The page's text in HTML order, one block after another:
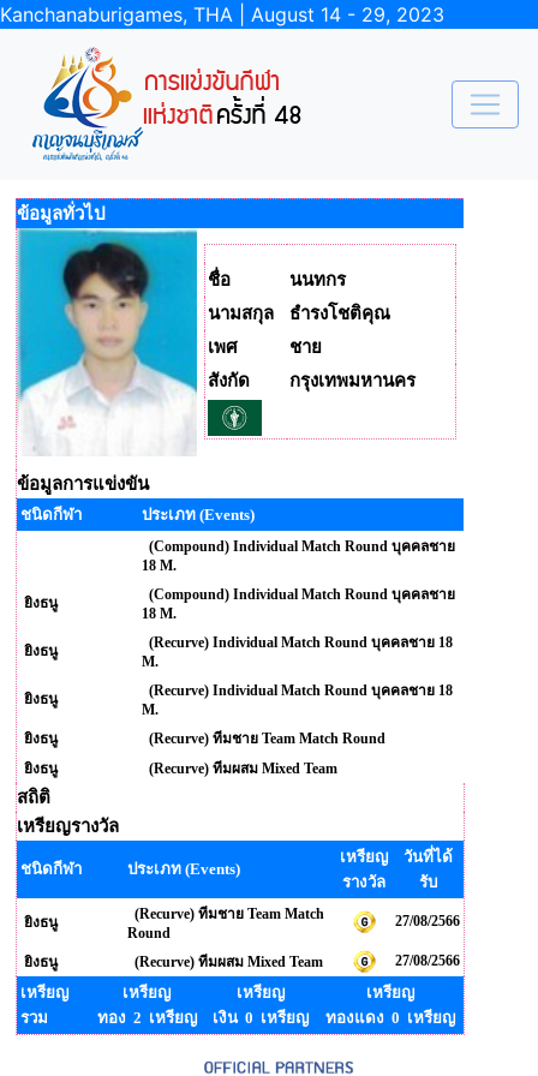
Kanchanaburigames, THA | August 14 - 29, 2023
ข้อมูลทั่วไป
ชื่อ
นนทกร
นามสกุล
ธำรงโชติคุณ
เพศ
ชาย
สังกัด
กรุงเทพมหานคร
ข้อมูลการแข่งขัน
ชนิดกีฬา ประเภท (Events)
(Compound) Individual Match Round บุคคลชาย
18 M.
ยิงธนู
(Compound) Individual Match Round บุคคลชาย
18 M.
ยิงธนู
(Recurve) Individual Match Round บุคคลชาย 18
M.
ยิงธนู
(Recurve) Individual Match Round บุคคลชาย 18
M.
ยิงธนู
(Recurve) ทีมชาย Team Match Round
ยิงธนู
(Recurve) ทีมผสม Mixed Team
สถิติ
เหรียญรางวัล
ชนิดกีฬา ประเภท (Events)
เหรียญ
รางวัล
วันที่ได้
รับ
ยิงธนู
(Recurve) ทีมชาย Team Match
Round
27/08/2566
ยิงธนู (Recurve) ทีมผสม Mixed Team 27/08/2566
เหรียญ
รวม
เหรียญ
ทอง 2 เหรียญ
เหรียญ
เงิน 0 เหรียญ
เหรียญ
ทองแดง 0 เหรียญ